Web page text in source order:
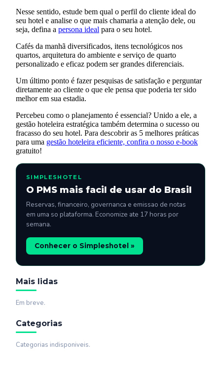
Nesse sentido, estude bem qual o perfil do cliente ideal do
seu hotel e analise o que mais chamaria a atenção dele, ou
seja, defina a persona ideal para o seu hotel.
Cafés da manhã diversificados, itens tecnológicos nos
quartos, arquitetura do ambiente e serviço de quarto
personalizado e eficaz podem ser grandes diferenciais.
Um último ponto é fazer pesquisas de satisfação e perguntar
diretamente ao cliente o que ele pensa que poderia ter sido
melhor em sua estadia.
Percebeu como o planejamento é essencial? Unido a ele, a
gestão hoteleira estratégica também determina o sucesso ou
fracasso do seu hotel. Para descobrir as 5 melhores práticas
para uma gestão hoteleira eficiente, confira o nosso e-book
gratuito!
SIMPLESHOTEL
O PMS mais facil de usar do Brasil
Reservas, financeiro, governanca e emissao de notas
em uma so plataforma. Economize ate 17 horas por
semana.
Conhecer o Simpleshotel »
Mais lidas
Em breve.
Categorias
Categorias indisponiveis.